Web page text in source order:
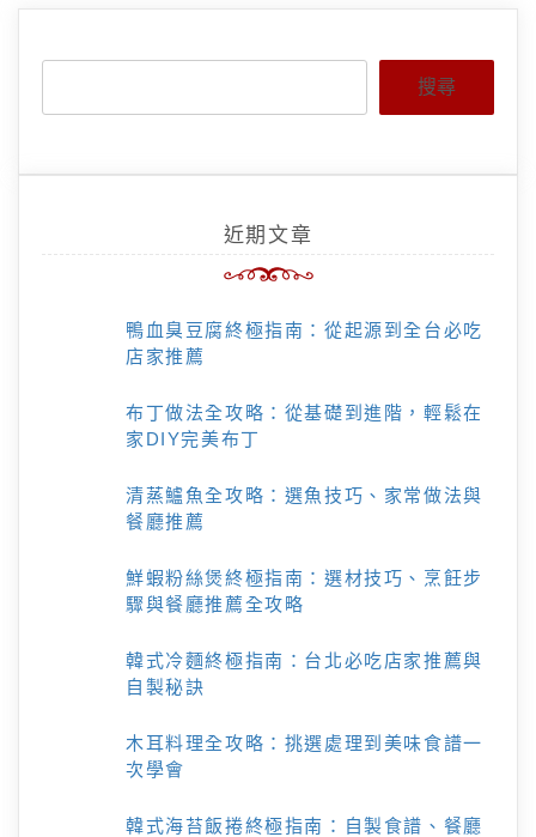
搜尋
近期文章
鴨血臭豆腐終極指南：從起源到全台必吃
店家推薦
布丁做法全攻略：從基礎到進階，輕鬆在
家DIY完美布丁
清蒸鱸魚全攻略：選魚技巧、家常做法與
餐廳推薦
鮮蝦粉絲煲終極指南：選材技巧、烹飪步
驟與餐廳推薦全攻略
韓式冷麵終極指南：台北必吃店家推薦與
自製秘訣
木耳料理全攻略：挑選處理到美味食譜一
次學會
韓式海苔飯捲終極指南：自製食譜、餐廳